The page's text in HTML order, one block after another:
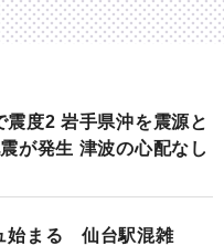
震度2 岩手県沖を震源と
が発生 津波の心配なし
始まる 仙台駅混雑